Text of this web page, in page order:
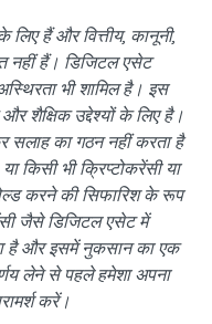
लिए हैं और वित्तीय, कानूनी,
नहीं हैं। डिजिटल एसेट
भी शामिल है। इस
शैक्षिक उद्देश्यों के लिए है।
सलाह का गठन नहीं करता है
किसी भी क्रिप्टोकरेंसी या
करने की सिफारिश के रूप
जैसे डिजिटल एसेट में
है और इसमें नुकसान का एक
लेने से पहले हमेशा अपना
करें।